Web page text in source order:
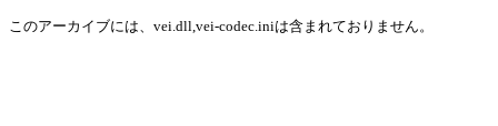
このアーカイブには、vei.dll,vei-codec.iniは含まれておりません。